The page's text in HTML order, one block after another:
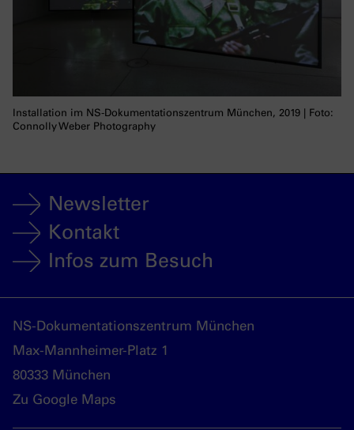
Installation im NS-Dokumentationszentrum München, 2019 | Foto:
Connolly Weber Photography
Newsletter
Kontakt
Infos zum Besuch
NS-Dokumentationszentrum München
Max-Mannheimer-Platz 1
80333 München
Zu Google Maps